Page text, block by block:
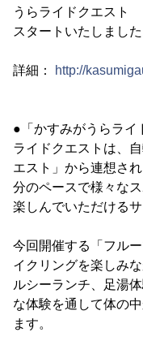
うらライドクエスト
スタートいたしました
詳細： http://
●「かすみがうらライ
ライドクエストは、
エスト」から連想さ
分のペースで様々な
楽しんでいただける
今回開催する「フル
イクリングを楽しみ
ルシーランチ、足湯
な体験を通して体の
ます。